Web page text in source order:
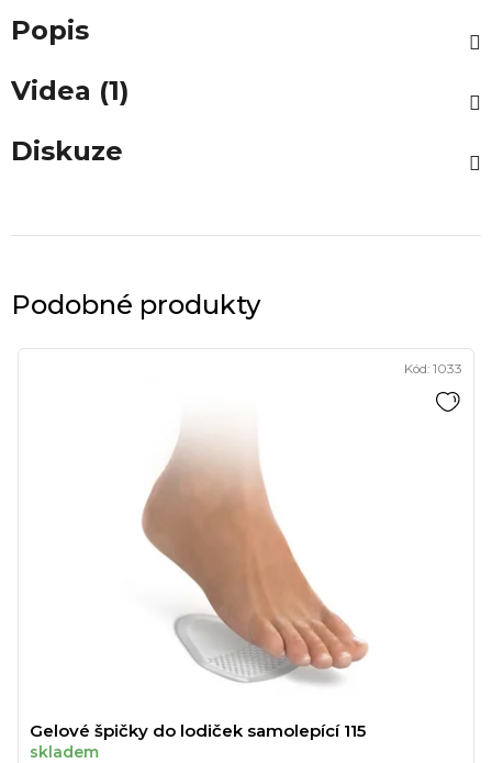
Popis
Videa (1)
Diskuze
Podobné produkty
Gelové špičky do lodiček samolepící 115
skladem
Kód: 1033